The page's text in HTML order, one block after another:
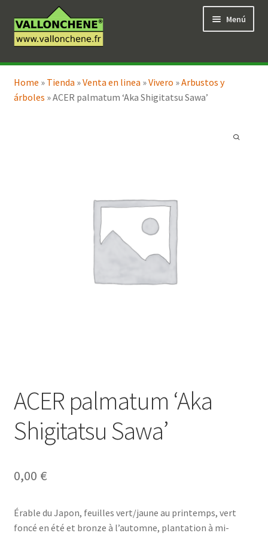
a
la
al
contenido
Menú
Tienda en línea
Home » Tienda »Venta en linea »Vivero »Arbustos y
árboles »ACER palmatum ‘Aka Shigitatsu Sawa’
ACER palmatum ‘Aka
Shigitatsu Sawa’
0,00 €
Érable du Japon, feuilles vert/jaune au printemps, vert
foncé en été et bronze à l’automne, plantation à mi-